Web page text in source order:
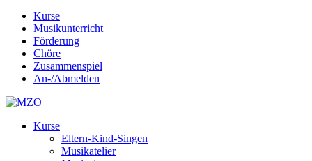
Kurse
Musikunterricht
Förderung
Chöre
Zusammenspiel
An-/Abmelden
Kurse
Eltern-Kind-Singen
Musikatelier